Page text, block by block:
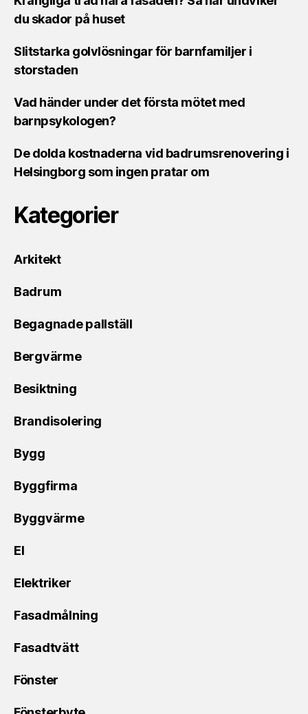
du skador på huset
Slitstarka golvlösningar för barnfamiljer i
storstaden
Vad händer under det första mötet med
barnpsykologen?
De dolda kostnaderna vid badrumsrenovering i
Helsingborg som ingen pratar om
Kategorier
Arkitekt
Badrum
Begagnade pallställ
Bergvärme
Besiktning
Brandisolering
Bygg
Byggfirma
Byggvärme
El
Elektriker
Fasadmålning
Fasadtvätt
Fönster